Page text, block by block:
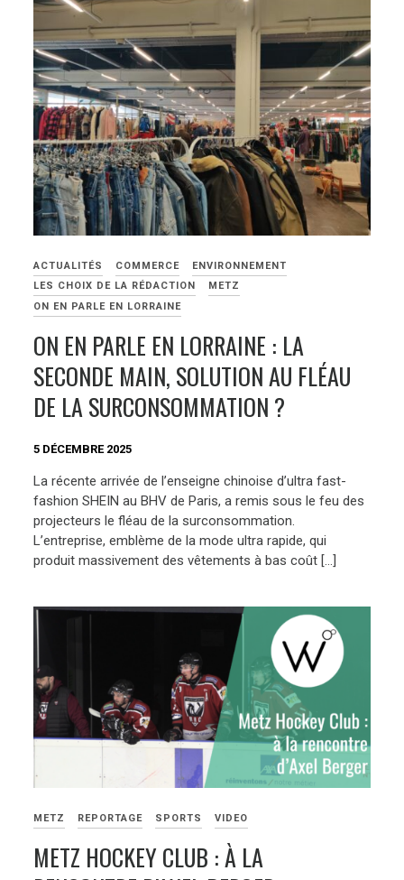
ACTUALITÉS COMMERCE
ENVIRONNEMENT
LES CHOIX DE LA RÉDACTION
METZ
ON EN PARLE EN LORRAINE
ON EN PARLE EN LORRAINE : LA
SECONDE MAIN, SOLUTION AU FLÉAU
DE LA SURCONSOMMATION ?
5 DÉCEMBRE 2025
La récente arrivée de l’enseigne chinoise d’ultra fast-
fashion SHEIN au BHV de Paris, a remis sous le feu des
projecteurs le fléau de la surconsommation.
L’entreprise, emblème de la mode ultra rapide, qui
produit massivement des vêtements à bas coût […]
METZ REPORTAGE SPORTS VIDEO
METZ HOCKEY CLUB : À LA